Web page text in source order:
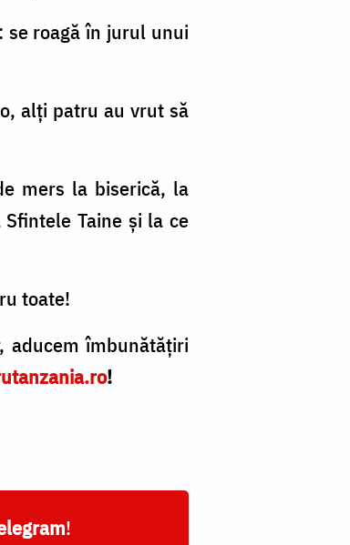
se roagă în jurul unui
alți patru au vrut să
mers la biserică, la
Taine și la ce
toate!
aducem îmbunătățiri
!
!